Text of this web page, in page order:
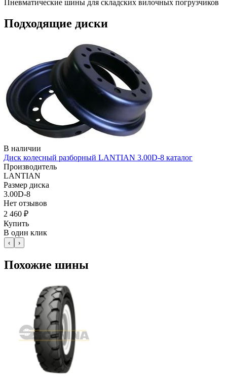
Пневматические шины для складских вилочных погрузчиков
Подходящие диски
В наличии
Диск колесный разборный LANTIAN 3.00D-8 каталог
Производитель
LANTIAN
Размер диска
3.00D-8
Нет отзывов
2 460 ₽
Купить
В один клик
‹ ›
Похожие шины